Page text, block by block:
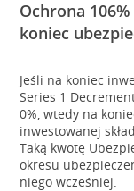
Ochrona
koniec
Jeśli na koniec
Series 1
0%, wtedy na
inwestowanej
Taką kwotę
okresu
niego wcześniej.